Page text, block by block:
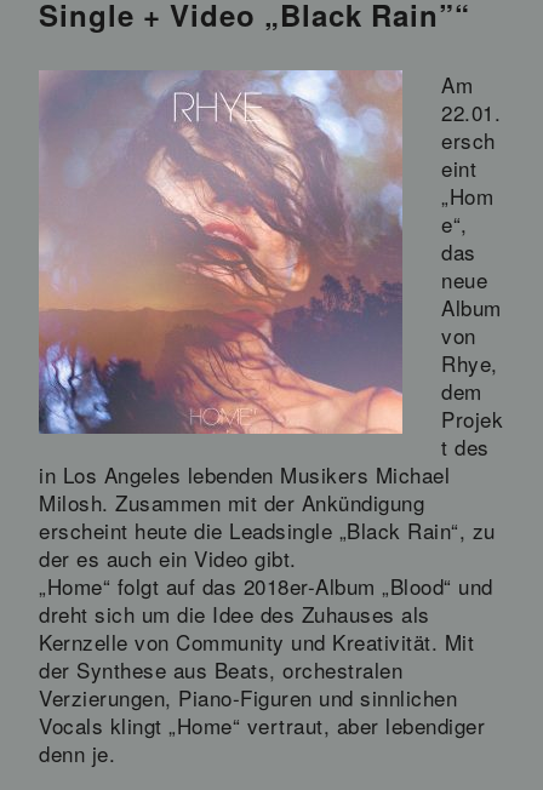
Single + Video „Black Rain”“
Am
22.01.
ersch
eint
„Hom
e“,
das
neue
Album
von
Rhye,
dem
Projek
t des
in Los Angeles lebenden Musikers Michael
Milosh. Zusammen mit der Ankündigung
erscheint heute die Leadsingle „Black Rain“, zu
der es auch ein Video gibt.
„Home“ folgt auf das 2018er-Album „Blood“ und
dreht sich um die Idee des Zuhauses als
Kernzelle von Community und Kreativität. Mit
der Synthese aus Beats, orchestralen
Verzierungen, Piano-Figuren und sinnlichen
Vocals klingt „Home“ vertraut, aber lebendiger
denn je.